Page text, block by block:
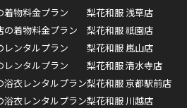
着物料金プラン
の着物料金プラン
レンタルプラン
レンタルプラン
浴衣レンタルプラン
浴衣レンタルプラン
梨花和服 浅草店
梨花和服 祇園店
梨花和服 嵐山店
梨花和服 清水寺店
梨花和服 京都駅前店
梨花和服 川越店